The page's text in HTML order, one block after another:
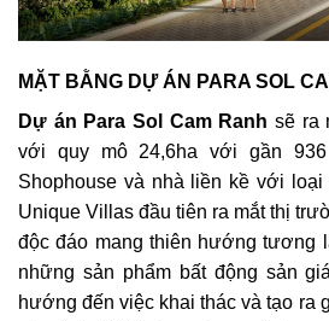
MẶT BẰNG DỰ ÁN PARA SOL
Dự án Para Sol Cam Ranh sẽ ra
với quy mô 24,6ha với gần
Shophouse và nhà liền kề với
Unique Villas đầu tiên ra mắt thị
độc đáo mang thiên hướng tương
những sản phẩm bất động sản
hướng đến việc khai thác và tạo ra